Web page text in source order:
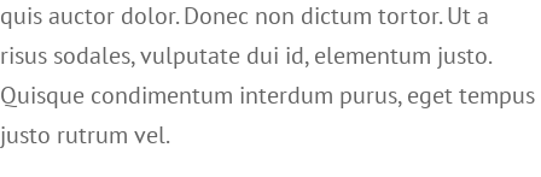
quis auctor dolor. Donec non dictum tortor. Ut a
risus sodales, vulputate dui id, elementum justo.
Quisque condimentum interdum purus, eget tempus
justo rutrum vel.